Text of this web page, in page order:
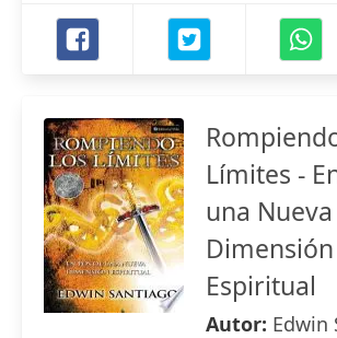
Límites -
una Nueva
Dimensión
Espiritual
Autor: Edwin